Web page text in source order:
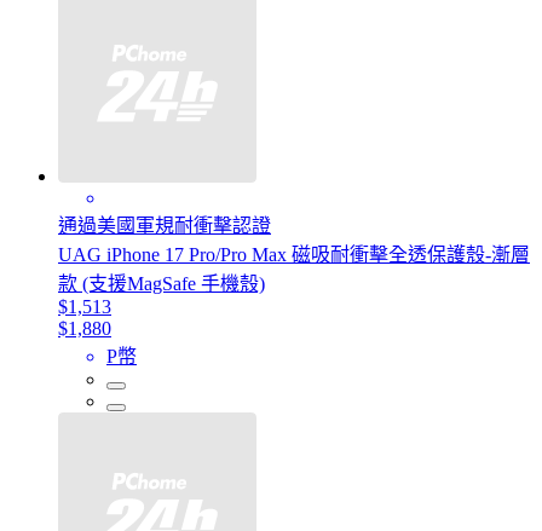
通過美國軍規耐衝擊認證
UAG iPhone 17 Pro/Pro Max 磁吸耐衝擊全透保護殼-漸層
款 (支援MagSafe 手機殼)
$1,513
$1,880
P幣